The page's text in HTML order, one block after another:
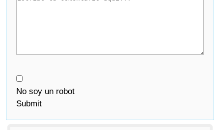
No soy un robot
Submit